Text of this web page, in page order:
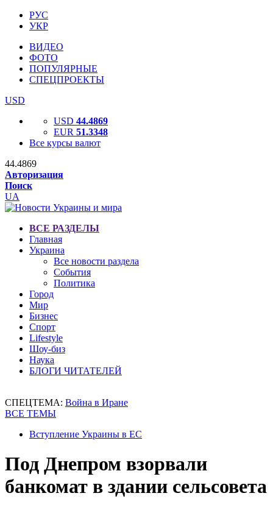
РУС
УКР
ВИДЕО
ФОТО
ПОПУЛЯРНЫЕ
СПЕЦПРОЕКТЫ
USD
USD 44.4869
EUR 51.3348
Все курсы валют
44.4869
Авторизация
Поиск
UA
ВСЕ РАЗДЕЛЫ
Главная
Украина
Все новости раздела
События
Политика
Город
Мир
Бизнес
Спорт
Lifestyle
Шоу-биз
Наука
БЛОГИ ЧИТАТЕЛЕЙ
СПЕЦТЕМА: Война в Иране
ВСЕ ТЕМЫ
Вступление Украины в ЕС
Под Днепром взорвали
банкомат в здании сельсовета